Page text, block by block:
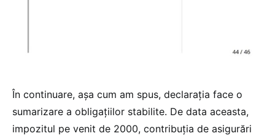
În continuare, așa cum am spus, declarația face o
sumarizare a obligațiilor stabilite. De data aceasta,
impozitul pe venit de 2000, contribuția de asigurări